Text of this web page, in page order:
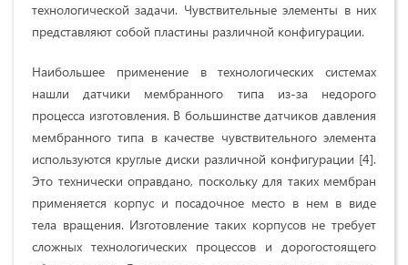
технологической задачи. Чувствительные элементы в них
представляют собой пластины различной конфигурации.
Наибольшее применение в технологических системах
нашли датчики мембранного типа из-за недорого
процесса изготовления. В большинстве датчиков давления
мембранного типа в качестве чувствительного элемента
используются круглые диски различной конфигурации [4].
Это технически оправдано, поскольку для таких мембран
применяется корпус и посадочное место в нем в виде
тела вращения. Изготовление таких корпусов не требует
сложных технологических процессов и дорогостоящего